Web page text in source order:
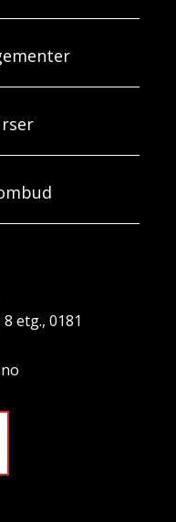
etg., 0181